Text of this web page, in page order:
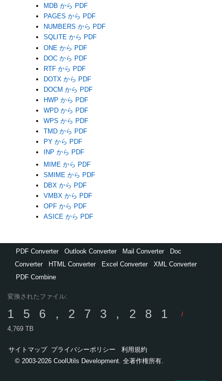
MDB から PDF
PAGES から PDF
NUMBERS から PDF
SQLITE から PDF
ONE から PDF
DOC から PDF
RTF から PDF
DOTX から PDF
DOCM から PDF
HWP から PDF
WPD から PDF
WPS から PDF
TMD から PDF
PY から PDF
INP から PDF
MIME から PDF
SMIME から PDF
DBX から PDF
VMBX から PDF
OPF から PDF
ASICE から PDF
PDF Converter , Outlook Converter , Mail Converter ,
Doc
Converter , HTML Converter , Excel Converter , XML Converter ,
PDF Combine
変換されたファイル:
156,273,281
/
4,769 TB
サイトマップ プライバシーポリシー
利用規約
© 2003-2026 CoolUtils Development. 全著作権所有.